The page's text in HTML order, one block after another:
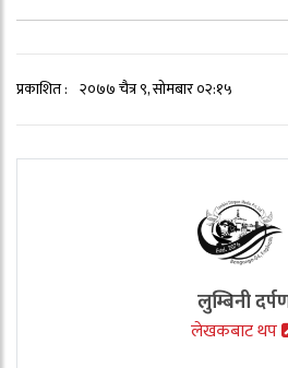
प्रकाशित : २०७७ चैत्र ९, सोमबार ०२:१५
लुम्बिनी
लेखकबाट थप